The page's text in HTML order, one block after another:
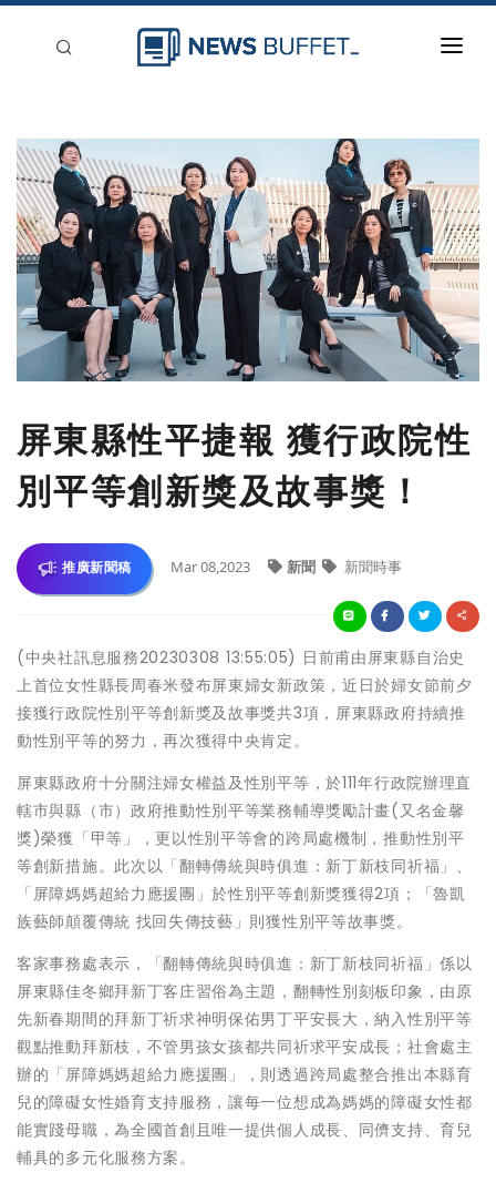
新聞稿分類
登入
刊登
屏東縣性平捷報 獲行政院性
別平等創新獎及故事獎！
推廣新聞稿 Mar 08,2023 新聞 新聞時事
(中央社訊息服務20230308 13:55:05) 日前甫由屏東縣自治史
上首位女性縣長周春米發布屏東婦女新政策，近日於婦女節前夕
接獲行政院性別平等創新獎及故事獎共3項，屏東縣政府持續推
動性別平等的努力，再次獲得中央肯定。
屏東縣政府十分關注婦女權益及性別平等，於111年行政院辦理直
轄市與縣（市）政府推動性別平等業務輔導獎勵計畫(又名金馨
獎)榮獲「甲等」，更以性別平等會的跨局處機制，推動性別平
等創新措施。此次以「翻轉傳統與時俱進：新丁新枝同祈福」、
「屏障媽媽超給力應援團」於性別平等創新獎獲得2項；「魯凱
族藝師顛覆傳統 找回失傳技藝」則獲性別平等故事獎。
客家事務處表示，「翻轉傳統與時俱進：新丁新枝同祈福」係以
屏東縣佳冬鄉拜新丁客庄習俗為主題，翻轉性別刻板印象，由原
先新春期間的拜新丁祈求神明保佑男丁平安長大，納入性別平等
觀點推動拜新枝，不管男孩女孩都共同祈求平安成長；社會處主
辦的「屏障媽媽超給力應援團」，則透過跨局處整合推出本縣育
兒的障礙女性婚育支持服務，讓每一位想成為媽媽的障礙女性都
能實踐母職，為全國首創且唯一提供個人成長、同儕支持、育兒
輔具的多元化服務方案。